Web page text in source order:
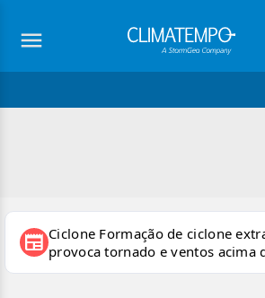
newspaper Ciclone Formação de ciclone
provoca tornado e ventos acima
no RS